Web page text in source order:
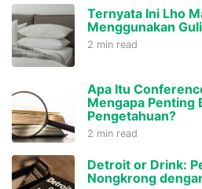
Ternyata Ini Lho
Menggunakan
2 min read
Apa Itu
Mengapa Penting
Pengetahuan?
2 min read
Detroit or Drink:
Nongkrong